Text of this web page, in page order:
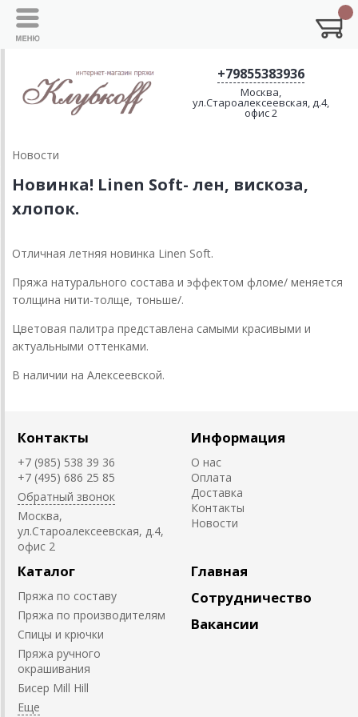
+79855383936
Москва,
ул.Староалексеевская, д.4,
офис 2
Новости
Новинка! Linen Soft- лен, вискоза,
хлопок.
Отличная летняя новинка Linen Soft.
Пряжа натурального состава и эффектом фломе/ меняется
толщина нити-толще, тоньше/.
Цветовая палитра представлена самыми красивыми и
актуальными оттенками.
В наличии на Алексеевской.
Контакты
+7 (985) 538 39 36
+7 (495) 686 25 85
Обратный звонок
Москва,
ул.Староалексеевская, д.4,
офис 2
Информация
О нас
Оплата
Доставка
Контакты
Новости
Каталог
Пряжа по составу
Пряжа по производителям
Спицы и крючки
Пряжа ручного
окрашивания
Биcер Mill Hill
Главная
Сотрудничество
Вакансии